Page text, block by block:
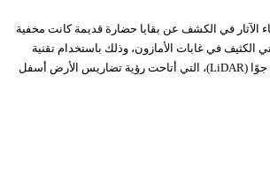
الآثار في الكشف عن بقايا حضارة قديمة كانت مخفية
الكثيف في غابات الأمازون، وذلك باستخدام تقنية
المسح بالليزر المحمولة جوًا (LiDAR)، التي أتاحت رؤية تضاريس الأرض أسفل